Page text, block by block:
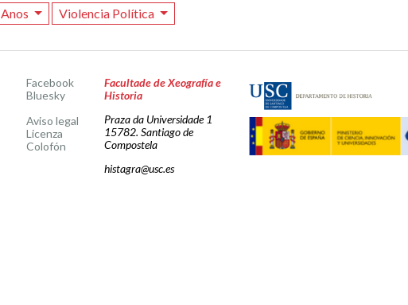
Anos Violencia Política
Facebook
Bluesky
Aviso legal
Licenza
Colofón
Facultade de Xeografía e
Historia
Praza da Universidade 1
15782. Santiago de
Compostela
histagra@usc.es